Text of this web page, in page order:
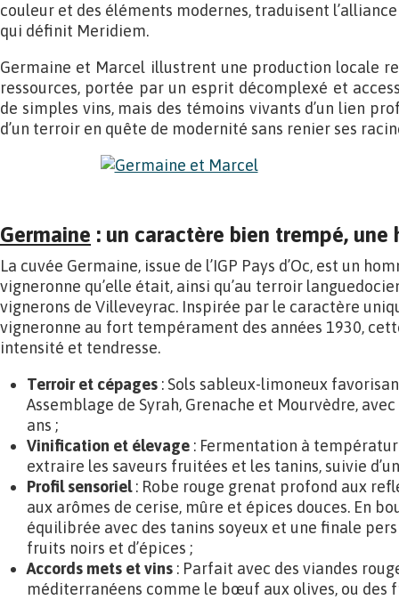
couleur et des éléments modernes, traduisent
qui définit Meridiem.
Germaine et Marcel illustrent une production locale
ressources, portée par un esprit décomplexé et
de simples vins, mais des témoins vivants d’un lien
d’un terroir en quête de modernité sans renier ses
Germaine : un caractère bien trempé,
La cuvée Germaine, issue de l’IGP Pays d’Oc, est un
vigneronne qu’elle était, ainsi qu’au terroir
vignerons de Villeveyrac. Inspirée par le caractère
vigneronne au fort tempérament des années 1930,
intensité et tendresse.
Terroir et cépages : Sols sableux-limoneux
Assemblage de Syrah, Grenache et Mourvèdre,
ans ;
Vinification et élevage : Fermentation à
extraire les saveurs fruitées et les tanins, suivie
Profil sensoriel: Robe rouge grenat profond aux
aux arômes de cerise, mûre et épices douces. En
équilibrée avec des tanins soyeux et une finale
fruits noirs et d’épices ;
Accords mets et vins : Parfait avec des viandes
méditerranéens comme le bœuf aux olives, ou des